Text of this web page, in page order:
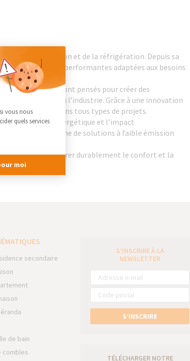
de la ventilation et de la réfrigération. Depuis sa
des solutions performantes adaptées aux besoins
équipements sont pensés pour créer des
le tertiaire ou l’industrie. Grâce à une innovation
à intégrer dans tous types de projets.
énergétique et l’impact
et la recherche de solutions à faible émission
pour améliorer durablement le confort et la
secondaire
de bain
combles
S’INSCRIRE À LA
NEWSLETTER
S’INSCRIRE
TÉLÉCHARGER NOTRE
: Personnalisez vos Options
vous nous
quels services
moi